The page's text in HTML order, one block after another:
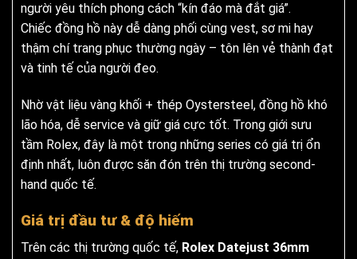
người yêu thích phong cách “kín đáo mà đắt giá”.
Chiếc đồng hồ này dễ dàng phối cùng vest, sơ mi hay
thậm chí trang phục thường ngày – tôn lên vẻ thành đạt
và tinh tế của người đeo.
Nhờ vật liệu vàng khối + thép Oystersteel, đồng hồ khó
lão hóa, dễ service và giữ giá cực tốt. Trong giới sưu
tầm Rolex, đây là một trong những series có giá trị ổn
định nhất, luôn được săn đón trên thị trường second-
hand quốc tế.
Giá trị đầu tư & độ hiếm
Trên các thị trường quốc tế, Rolex Datejust 36mm